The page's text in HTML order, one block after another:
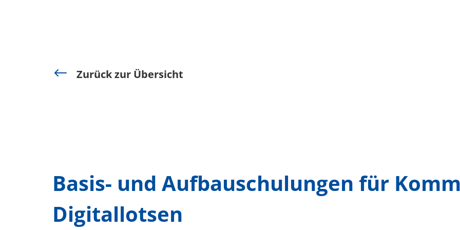
# Zurück zur Übersicht
Basis- und Aufbauschulungen für
Digitallotsen